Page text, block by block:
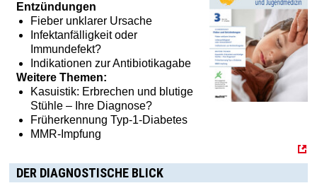
Haben Sie Interesse an einem Abonnement? Dann klicken
Sie einfach hier:[MTX]-Shop
Entzündungen
Fieber unklarer Ursache
Infektanfälligkeit oder
Immundefekt?
Indikationen zur Antibiotikagabe
Weitere Themen:
Kasuistik: Erbrechen und blutige
Stühle – Ihre Diagnose?
Früherkennung Typ-1-Diabetes
MMR-Impfung
DER DIAGNOSTISCHE BLICK